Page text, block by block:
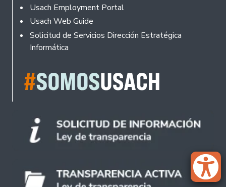
Usach Employment Portal
Usach Web Guide
Solicitud de Servicios Dirección Estratégica
Informática